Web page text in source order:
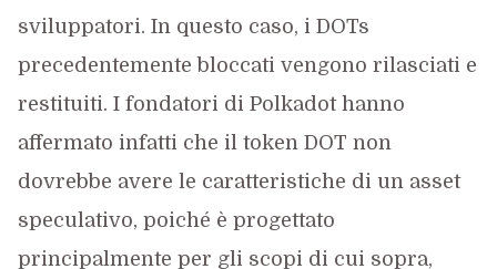
sviluppatori. In questo caso, i DOTs
precedentemente bloccati vengono rilasciati e
restituiti. I fondatori di Polkadot hanno
affermato infatti che il token DOT non
dovrebbe avere le caratteristiche di un asset
speculativo, poiché è progettato
principalmente per gli scopi di cui sopra,